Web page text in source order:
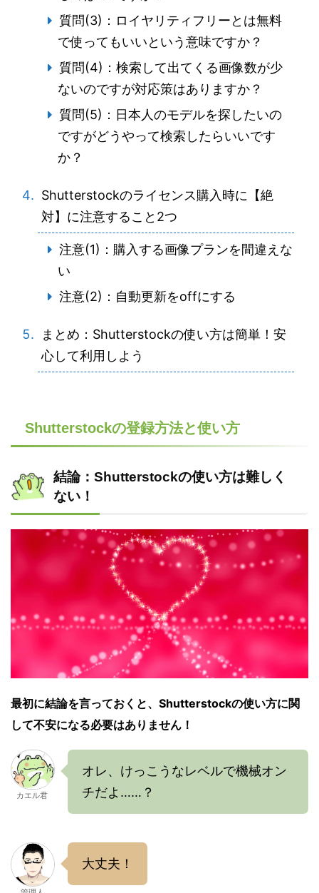
質問(3)：ロイヤリティフリーとは無料
で使ってもいいという意味ですか？
質問(4)：検索して出てくる画像数が少
ないのですが対応策はありますか？
質問(5)：日本人のモデルを探したいの
ですがどうやって検索したらいいです
か？
Shutterstockのライセンス購入時に【絶
対】に注意すること2つ
注意(1)：購入する画像プランを間違えな
い
注意(2)：自動更新をoffにする
まとめ：Shutterstockの使い方は簡単！安
心して利用しよう
Shutterstockの登録方法と使い方
結論：Shutterstockの使い方は難しく
ない！
最初に結論を言っておくと、Shutterstockの使い方に関
して不安になる必要はありません！
カエル君
オレ、けっこうなレベルで機械オン
チだよ……？
大丈夫！